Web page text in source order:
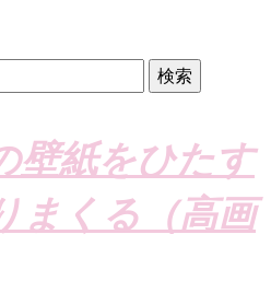
壁紙をひたす
まくる（高画